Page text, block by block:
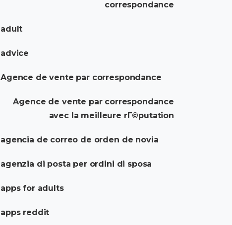
correspondance
adult
advice
Agence de vente par correspondance
Agence de vente par correspondance
avec la meilleure rГ©putation
agencia de correo de orden de novia
agenzia di posta per ordini di sposa
apps for adults
apps reddit